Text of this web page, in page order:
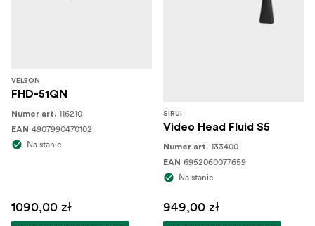
VELBON
FHD-51QN
Numer art. 116210
EAN 4907990470102
Na stanie
1090,00 zł
SIRUI
Video Head Fluid S5
Numer art. 133400
EAN 6952060077659
Na stanie
949,00 zł